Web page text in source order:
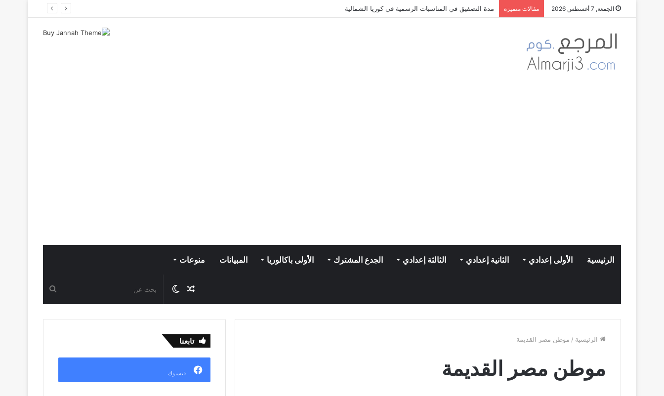
الجمعة, 7 أغسطس 2026 مقالات متميزة مدة التصفيق في المناسبات الرسمية في كوريا الشمالية
الرئيسية الأولى إعدادي الثانية إعدادي الثالثة إعدادي الجدع المشترك الأولى باكالوريا المبيانات منوعات
عن
الوضع
المظلم
مقال
عشوائي
الرئيسية / موطن مصر القديمة
موطن مصر القديمة
تابعنا
فيسبوك